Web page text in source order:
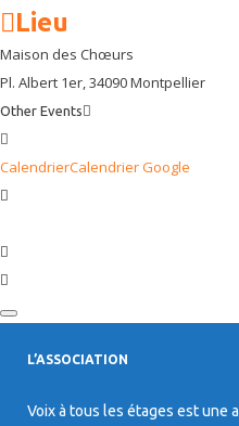
Lieu
Maison des Chœurs
Pl. Albert 1er, 34090 Montpellier
Other Events
CalendrierCalendrier Google
L’ASSOCIATION
Voix à tous les étages est une